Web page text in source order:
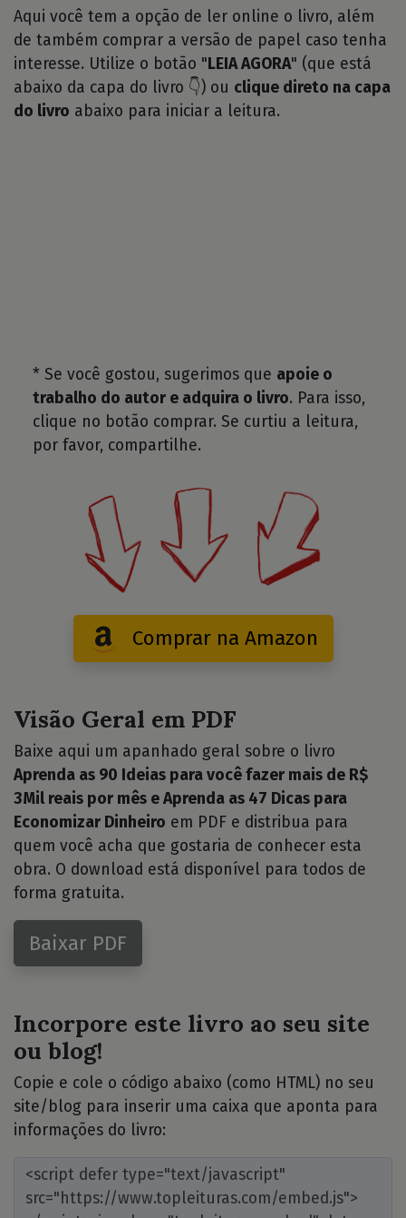
Aqui você tem a opção de ler online o livro, além
de também comprar a versão de papel caso tenha
interesse. Utilize o botão " LEIA AGORA" (que está
abaixo da capa do livro 👇) ou clique direto na capa
do livro abaixo para iniciar a leitura.
* Se você gostou, sugerimos que apoie o
trabalho do autor e adquira o livro. Para isso,
clique no botão comprar. Se curtiu a leitura,
por favor, compartilhe.
Comprar na Amazon
Visão Geral em PDF
Baixe aqui um apanhado geral sobre o livro
Aprenda as 90 Ideias para você fazer mais de R$
3Mil reais por mês e Aprenda as 47 Dicas para
Economizar Dinheiro em PDF e distribua para
quem você acha que gostaria de conhecer esta
obra. O download está disponível para todos de
forma gratuita.
Baixar PDF
Incorpore este livro ao seu site
ou blog!
Copie e cole o código abaixo (como HTML) no seu
site/blog para inserir uma caixa que aponta para
informações do livro: